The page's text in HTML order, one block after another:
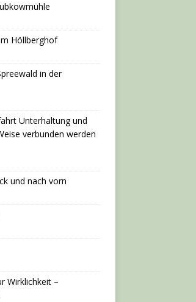
Höllberghof
in der
Unterhaltung und
verbunden werden
und nach vorn
Wirklichkeit –